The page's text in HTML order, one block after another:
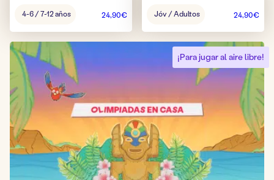
del4-6 / 7-12 años 24,90€
delJóv / Adultos 24,90€
¡Para jugar al aire libre!